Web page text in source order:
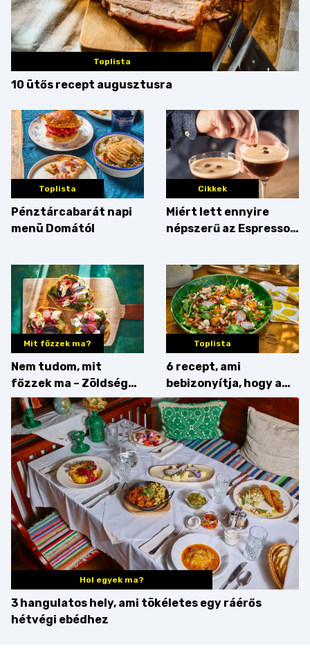
Toplista
10 ütős recept augusztusra
Toplista
Pénztárcabarát napi
menü Domától
Cikkek
Miért lett ennyire
népszerű az Espresso
érdemes enni mellé?
Mit főzzek ma?
Nem tudom, mit
főzzek ma – Zöldség
minden mennyiségben
Toplista
6 recept, ami
bebizonyítja, hogy a
barack húsok mellé is
zseniális
Hol egyek ma?
3 hangulatos hely, ami tökéletes egy ráérős
hétvégi ebédhez